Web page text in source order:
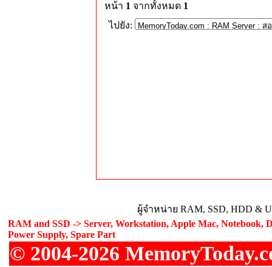
หน้า 1 จากทั้งหมด 1
ไปยัง:
ผู้จำหน่าย RAM, SSD, HDD &
RAM and SSD -> Server, Workstation, Apple Mac, Notebook,
Power Supply, Spare Part
© 2004-2026